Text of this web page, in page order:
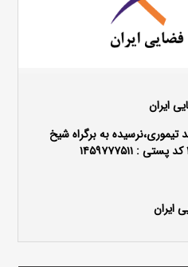
ایران
به برگراه شیخ
ایران